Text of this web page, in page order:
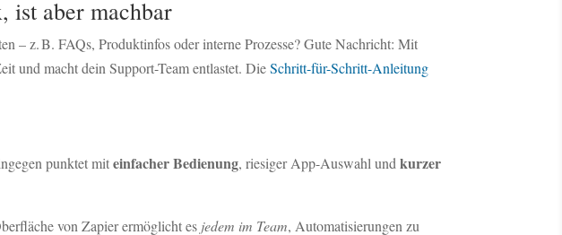
ist aber machbar
– z. B. FAQs, Produktinfos oder interne Prozesse? Gute Nachricht: Mit
und macht dein Support-Team entlastet. DieSchritt-für-Schritt-Anleitung
punktet miteinfacher Bedienung, riesiger App-Auswahl und kurzer
von Zapier ermöglicht es jedem im Team, Automatisierungen zu